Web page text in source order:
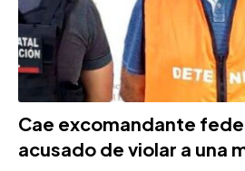
Cae excomandante
acusado de violar a una